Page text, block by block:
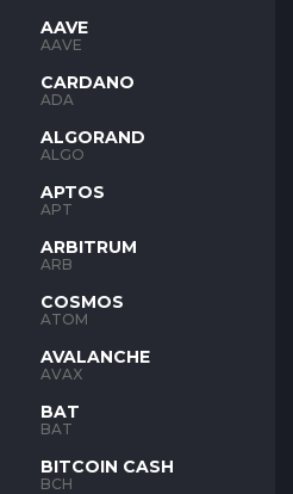
AAVE
AAVE
CARDANO
ADA
ALGORAND
ALGO
APTOS
APT
ARBITRUM
ARB
COSMOS
ATOM
AVALANCHE
AVAX
BAT
BAT
BITCOIN CASH
BCH